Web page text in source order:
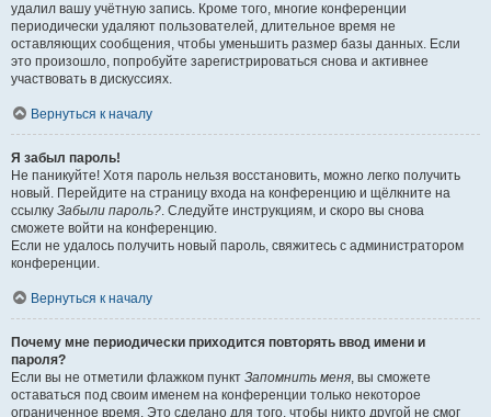
удалил вашу учётную запись. Кроме того, многие конференции
периодически удаляют пользователей, длительное время не
оставляющих сообщения, чтобы уменьшить размер базы данных. Если
это произошло, попробуйте зарегистрироваться снова и активнее
участвовать в дискуссиях.
Вернуться к началу
Я забыл пароль!
Не паникуйте! Хотя пароль нельзя восстановить, можно легко получить
новый. Перейдите на страницу входа на конференцию и щёлкните на
ссылку Забыли пароль?. Следуйте инструкциям, и скоро вы снова
сможете войти на конференцию.
Если не удалось получить новый пароль, свяжитесь с администратором
конференции.
Вернуться к началу
Почему мне периодически приходится повторять ввод имени и
пароля?
Если вы не отметили флажком пункт Запомнить меня, вы сможете
оставаться под своим именем на конференции только некоторое
ограниченное время. Это сделано для того, чтобы никто другой не смог